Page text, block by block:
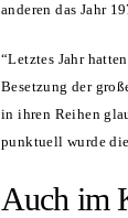
anderen das Jahr
“Letztes Jahr
Besetzung der
in ihren Reihen
punktuell wurde
Auch im